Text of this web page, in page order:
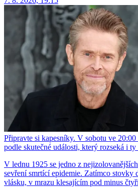
Připravte si kapesníky. V sobotu ve
podle skutečné události, který rozseká i
V lednu 1925 se jedno z
sevření smrtící epidemie. Zatímco stovky
vlásku, v mrazu klesajícím pod minus